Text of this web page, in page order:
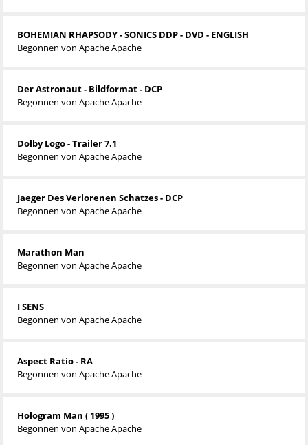
BOHEMIAN RHAPSODY - SONICS DDP - DVD - ENGLISH
Begonnen von Apache Apache
Der Astronaut - Bildformat - DCP
Begonnen von Apache Apache
Dolby Logo - Trailer 7.1
Begonnen von Apache Apache
Jaeger Des Verlorenen Schatzes - DCP
Begonnen von Apache Apache
Marathon Man
Begonnen von Apache Apache
I SENS
Begonnen von Apache Apache
Aspect Ratio - RA
Begonnen von Apache Apache
Hologram Man ( 1995 )
Begonnen von Apache Apache